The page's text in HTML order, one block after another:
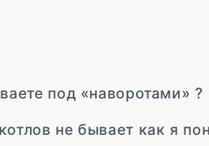
под «наворотами» ?
не бывает как я